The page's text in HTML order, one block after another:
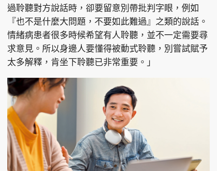
過聆聽對方說話時，卻要留意別帶批判字眼，例如
『也不是什麼大問題，不要如此難過』之類的說話。
情緒病患者很多時候希望有人聆聽，並不一定需要尋
求意見。所以身邊人要懂得被動式聆聽，別嘗試賦予
太多解釋，肯坐下聆聽已非常重要。」